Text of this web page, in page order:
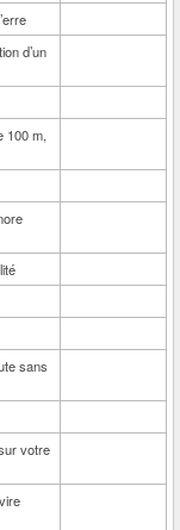
d’un
100 m,
sans
votre